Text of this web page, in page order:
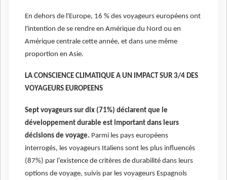
En dehors de l'Europe, 16 % des voyageurs européens ont
l'intention de se rendre en Amérique du Nord ou en
Amérique centrale cette année, et dans une même
proportion en Asie.
LA CONSCIENCE CLIMATIQUE A UN IMPACT SUR 3/4 DES
VOYAGEURS EUROPEENS
Sept voyageurs sur dix (71%) déclarent que le
développement durable est important dans leurs
décisions de voyage. Parmi les pays européens
interrogés, les voyageurs Italiens sont les plus influencés
(87%) par l’existence de critères de durabilité dans leurs
options de voyage, suivis par les voyageurs Espagnols